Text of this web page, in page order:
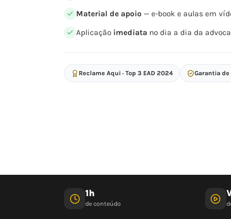
Material de apoio — e-book e aulas em
Aplicação imediata no dia a dia da
Reclame Aqui · Top 3 EAD 2024 Garantia de
1h
de conteúdo